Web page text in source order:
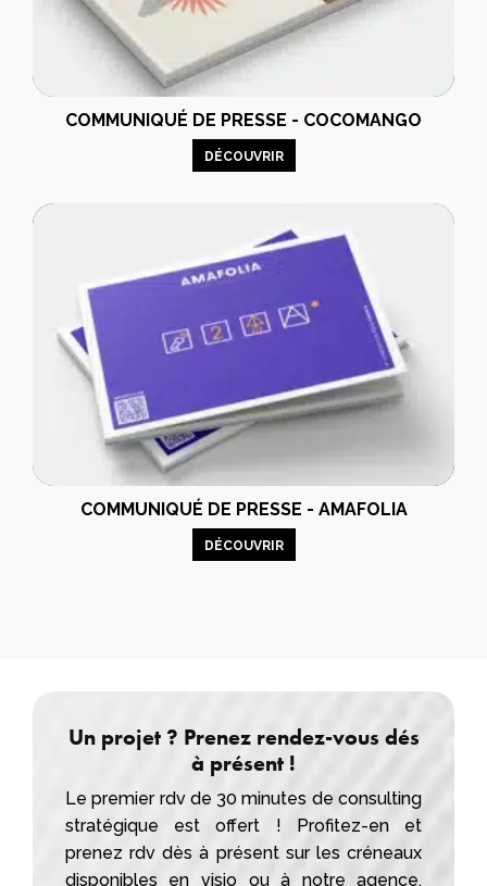
COMMUNIQUÉ DE PRESSE - COCOMANGO
DÉCOUVRIR
COMMUNIQUÉ DE PRESSE - AMAFOLIA
DÉCOUVRIR
Un projet ? Prenez rendez-vous dés
à présent !
Le premier rdv de 30 minutes de consulting
stratégique est offert ! Profitez-en et
prenez rdv dès à présent sur les créneaux
disponibles en visio ou à notreagence.